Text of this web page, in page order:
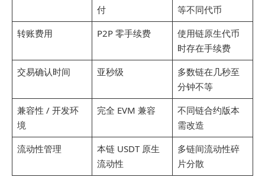
付
等不同代币
转账费用
P2P 零手续费
使用链原生代币
时存在手续费
交易确认时间
亚秒级
多数链在几秒至
分钟不等
兼容性 / 开发环
境
完全 EVM 兼容
不同链合约版本
需改造
流动性管理
本链 USDT 原生
流动性
多链间流动性碎
片分散